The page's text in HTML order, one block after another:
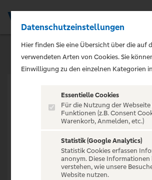
VERANSTALTUNG
GEFUNDEN
Datenschutzeinstellungen
Hier finden Sie eine Übersicht über die auf
verwendeten Arten von Cookies. Sie
Einwilligung zu den einzelnen Kategorien
Essentielle Cookies
Für die Nutzung der
Funktionen (z.B. Consent
Warenkorb, Anmelden, etc.)
Statistik (Google Analytics)
Statistik Cookies erfassen
anonym. Diese Informationen
verstehen, wie unsere
Website nutzen.